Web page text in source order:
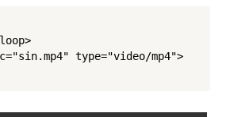
type="video/mp4">